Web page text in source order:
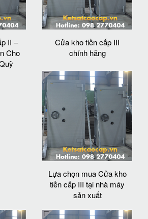
II –
Cho
Cửa kho tiền cấp III
chính hãng
Lựa chọn mua Cửa kho
tiền cấp III tại nhà máy
sản xuất